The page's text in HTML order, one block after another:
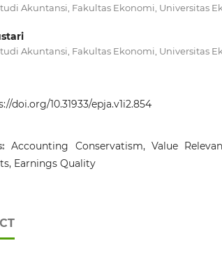
Akuntansi, Fakultas Ekonomi, Universitas
Akuntansi, Fakultas Ekonomi, Universitas
doi.org/10.31933/epja.v1i2.854
Accounting Conservatism, Value
Earnings Quality